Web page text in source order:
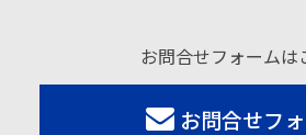
お問合せフォームは
お問合せフ